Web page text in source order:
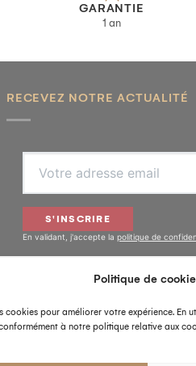
Politique de
cookies pour améliorer votre expérience. En
à notre politique relative aux
GARANTIE
1 an
RECEVEZ NOTRE ACTUALITÉ
S'INSCRIRE
En validant, j'accepte la politique de